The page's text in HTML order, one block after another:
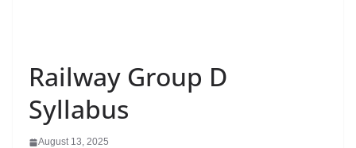
Railway Group D
Syllabus
August 13, 2025